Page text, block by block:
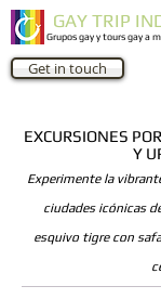
GAY TRIP
Grupos gay y tours gay a
Get in touch
EXCURSIONES
Y
Experimente la
ciudades icónicas
esquivo tigre con
Bharatpur